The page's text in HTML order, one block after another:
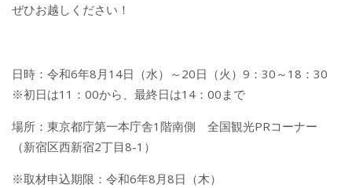
ぜひお越しください！
日時：令和6年8月14日（水）～20日（火）9：30～18：30
※初日は11：00から、最終日は14：00まで
場所：東京都庁第一本庁舎1階南側 全国観光PRコーナー
（新宿区西新宿2丁目8-1）
※取材申込期限：令和6年8月8日（木）